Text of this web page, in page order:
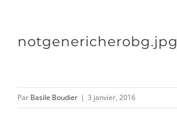
contenunotgenericherobg.jpg
Par Basile Boudier | 3 janvier, 2016